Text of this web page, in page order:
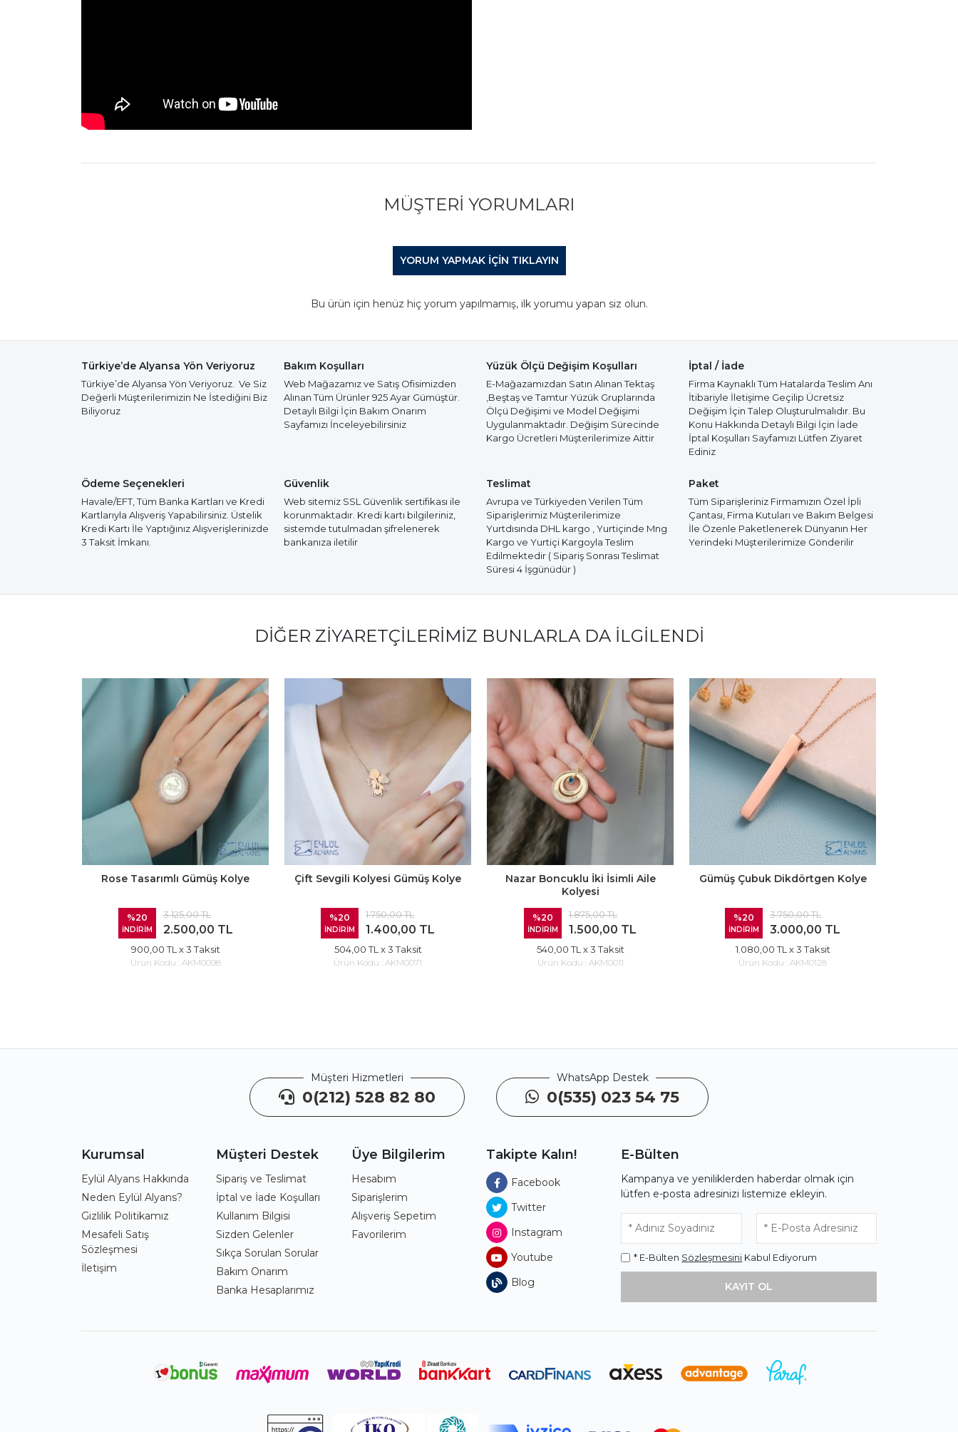
MÜŞTERI YORUMLARI
YORUM YAPMAK IÇIN TIKLAYIN
Bu ürün için henüz hiç yorum yapılmamış, ilk yorumu yapan siz olun.
Türkiye’de Alyansa Yön Veriyoruz
Türkiye’de Alyansa Yön Veriyoruz. Ve Siz
Değerli Müşterilerimizin Ne İstediğini Biz
Biliyoruz
Bakım Koşulları
Web Mağazamız ve Satış Ofisimizden
Alınan Tüm Ürünler 925 Ayar Gümüştür.
Detaylı Bilgi İçin Bakım Onarım
Sayfamızı İnceleyebilirsiniz
Yüzük Ölçü Değişim Koşulları
E-Mağazamızdan Satın Alınan Tektaş
,Beştaş ve Tamtur Yüzük Gruplarında
Ölçü Değişimi ve Model Değişimi
Uygulanmaktadır. Değişim Sürecinde
Kargo Ücretleri Müşterilerimize Aittir
İptal / İade
Firma Kaynaklı Tüm Hatalarda Teslim Anı
İtibariyle İletişime Geçilip Ücretsiz
Değişim İçin Talep Oluşturulmalıdır. Bu
Konu Hakkında Detaylı Bilgi İçin İade
İptal Koşulları Sayfamızı Lütfen Ziyaret
Ediniz
Ödeme Seçenekleri
Havale/EFT, Tüm Banka Kartları ve Kredi
Kartlarıyla Alışveriş Yapabilirsiniz. Üstelik
Kredi Kartı İle Yaptığınız Alışverişlerinizde
3 Taksit İmkanı.
Güvenlik
Web sitemiz SSL Güvenlik sertifikası ile
korunmaktadır. Kredi kartı bilgileriniz,
sistemde tutulmadan şifrelenerek
bankanıza iletilir
Teslimat
Avrupa ve Türkiyeden Verilen Tüm
Siparişlerimiz Müşterilerimize
Yurtdısında DHL kargo , Yurtiçinde Mng
Kargo ve Yurtiçi Kargoyla Teslim
Edilmektedir ( Sipariş Sonrası Teslimat
Süresi 4 İşgünüdür )
Paket
Tüm Siparişleriniz Firmamızın Özel İpli
Çantası, Firma Kutuları ve Bakım Belgesi
İle Özenle Paketlenerek Dünyanın Her
Yerindeki Müşterilerimize Gönderilir
DIĞER ZIYARETÇILERIMIZ BUNLARLA DA İLGILENDI
Rose Tasarımlı Gümüş Kolye
%20
İNDİRİM
3.125,00 TL
2.500,00 TL
900,00 TL x 3 Taksit
Ürün Kodu : AKM0098
Çift Sevgili Kolyesi Gümüş Kolye
%20
İNDİRİM
1.750,00 TL
1.400,00 TL
504,00 TL x 3 Taksit
Ürün Kodu : AKM0071
Nazar Boncuklu İki İsimli Aile
Kolyesi
%20
İNDİRİM
1.875,00 TL
1.500,00 TL
540,00 TL x 3 Taksit
Ürün Kodu : AKM0011
Gümüş Çubuk Dikdörtgen Kolye
%20
İNDİRİM
3.750,00 TL
3.000,00 TL
1.080,00 TL x 3 Taksit
Ürün Kodu : AKM0128
Müşteri Hizmetleri
0(212) 528 82 80
WhatsApp Destek
0(535) 023 54 75
Kurumsal
Eylül Alyans Hakkında
Neden Eylül Alyans?
Gizlilik Politikamız
Mesafeli Satış
Sözleşmesi
İletişim
Müşteri Destek
Sipariş ve Teslimat
İptal ve İade Koşulları
Kullanım Bilgisi
Sizden Gelenler
Sıkça Sorulan Sorular
Bakım Onarım
Banka Hesaplarımız
Üye Bilgilerim
Hesabım
Siparişlerim
Alışveriş Sepetim
Favorilerim
Takipte Kalın!
Facebook
Twitter
Instagram
Youtube
Blog
E-Bülten
Kampanya ve yeniliklerden haberdar olmak için
lütfen e-posta adresinizi listemize ekleyin.
* E-Bülten Sözleşmesini Kabul Ediyorum